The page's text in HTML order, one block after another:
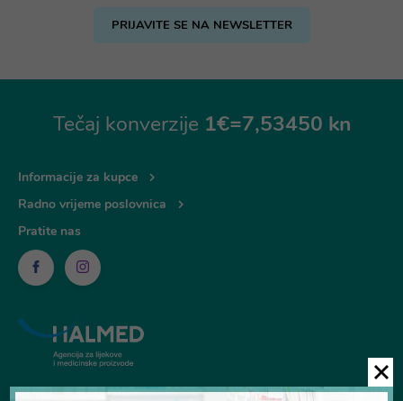
PRIJAVITE SE NA NEWSLETTER
Tečaj konverzije 1€=7,53450 kn
Informacije za kupce
Radno vrijeme poslovnica
Pratite nas